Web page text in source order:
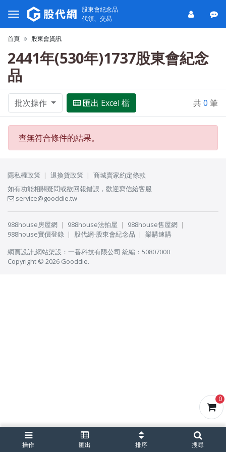
0
股東會紀念品
代領、交易
首頁 股東會資訊
2441年(530年)1737股東會紀念
品
批次操作 匯出 Excel 檔 共0 筆
查無符合條件的結果。
操作 匯出 排序 搜尋
隱私權政策 退換貨政策
商城賣家約定條款
如有功能相關疑問或欲回報錯誤，歡迎寫信給客服
service@gooddie.tw
988house房屋網 988house法拍屋
988house售屋網
988house實價登錄
股代網-股東會紀念品
樂購速購
網頁設計,網站架設 ： 一番科技有限公司 統編：50807000
Copyright © 2026 Gooddie.